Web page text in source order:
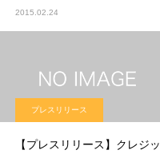
2015.02.24
プレスリリース
【プレスリリース】クレジッ